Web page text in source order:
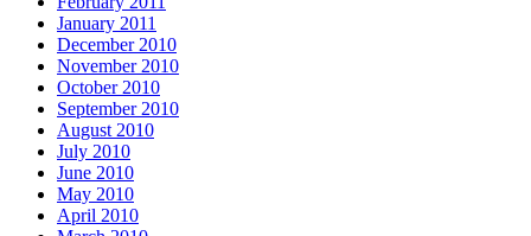
January 2011
December 2010
November 2010
October 2010
September 2010
August 2010
July 2010
June 2010
May 2010
April 2010